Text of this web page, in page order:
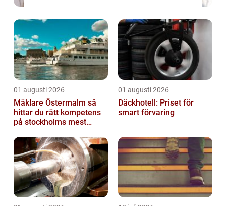
01 augusti 2026
Mäklare Östermalm så
hittar du rätt kompetens
på stockholms mest
01 augusti 2026
Däckhotell: Priset för
smart förvaring